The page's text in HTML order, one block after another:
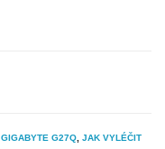
GIGABYTE G27Q JAK VYLÉČIT